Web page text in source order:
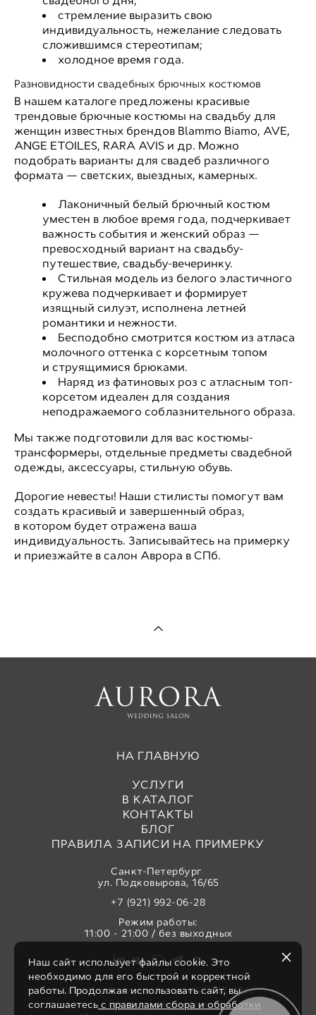
стремление выразить свою
индивидуальность, нежелание следовать
сложившимся стереотипам;
холодное время года.
Разновидности свадебных брючных костюмов
В нашем каталоге предложены красивые
трендовые брючные костюмы на свадьбу для
женщин известных брендов Blammo Biamo, AVE,
ANGE ETOILES, RARA AVIS и др. Можно
подобрать варианты для свадеб различного
формата — светских, выездных, камерных.
Лаконичный белый брючный костюм
уместен в любое время года, подчеркивает
важность события и женский образ —
превосходный вариант на свадьбу-
путешествие, свадьбу-вечеринку.
Стильная модель из белого эластичного
кружева подчеркивает и формирует
изящный силуэт, исполнена летней
романтики и нежности.
Бесподобно смотрится костюм из атласа
молочного оттенка с корсетным топом
и струящимися брюками.
Наряд из фатиновых роз с атласным топ-
корсетом идеален для создания
неподражаемого соблазнительного образа.
Мы также подготовили для вас костюмы-
трансформеры, отдельные предметы свадебной
одежды, аксессуары, стильную обувь.
Дорогие невесты! Наши стилисты помогут вам
создать красивый и завершенный образ,
в котором будет отражена ваша
индивидуальность. Записывайтесь на примерку
и приезжайте в салон Аврора в СПб.
НА ГЛАВНУЮ
УСЛУГИ
В КАТАЛОГ
КОНТАКТЫ
БЛОГ
ПРАВИЛА ЗАПИСИ НА ПРИМЕРКУ
Санкт-Петербург
ул. Подковырова, 16/65
+7 (921) 992-06-28
Режим работы:
11:00 - 21:00 / без выходных
Свадебный салон «Аврора» © 2017-2026
Все права защищены
Наш сайт использует файлы cookie. Это
необходимо для его быстрой и корректной
работы. Продолжая использовать сайт, вы
соглашаетесь с правилами сбора и обработки